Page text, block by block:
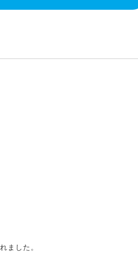
ました。